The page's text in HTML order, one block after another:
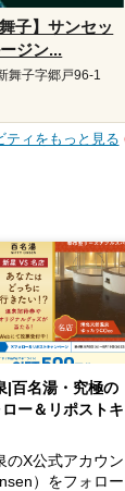
子】サンセッ
ジン...
舞子字郷戸96-1
ティをもっと見る
|百名湯・究極の
ー＆リポストキ
のX公式アカウン
）をフォロー